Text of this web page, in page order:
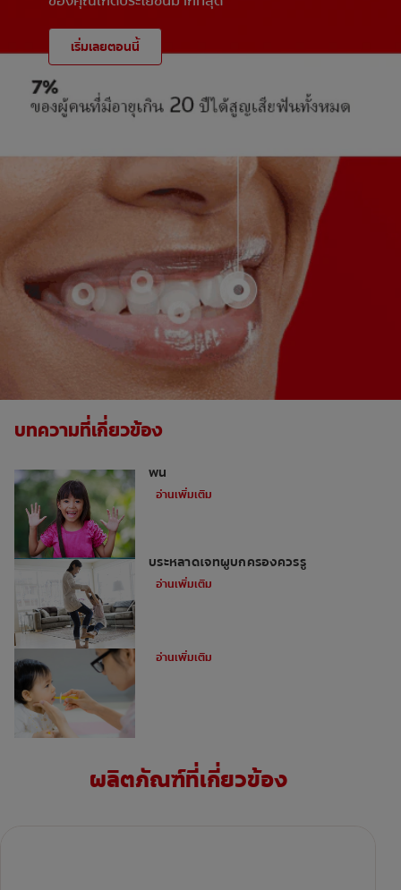
เริ่มเลยตอนนี้
บทความที่เกี่ยวข้อง
ฟัน
อ่านเพิ่มเติม
ประหลาดใจที่ผู้ปกครองควรรู้
อ่านเพิ่มเติม
อ่านเพิ่มเติม
ผลิตภัณฑ์ที่เกี่ยวข้อง